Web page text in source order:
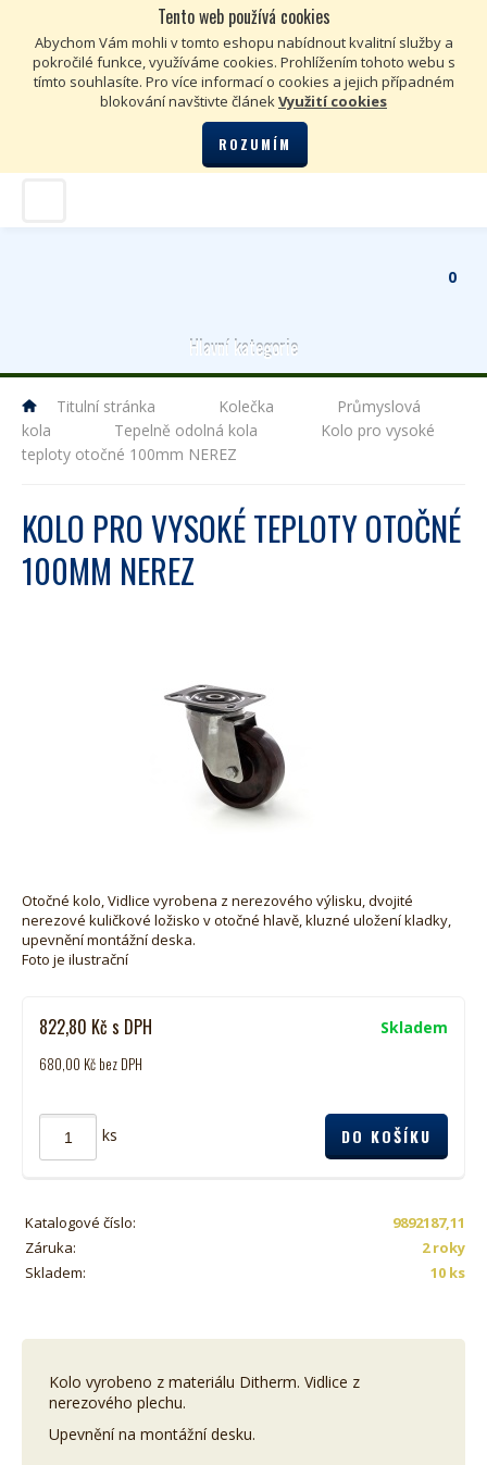
Tento web používá cookies
Abychom Vám mohli v tomto eshopu nabídnout kvalitní služby a
pokročilé funkce, využíváme cookies. Prohlížením tohoto webu s
tímto souhlasíte. Pro více informací o cookies a jejich případném
blokování navštivte článekVyužití cookies
ROZUMÍM
€
0
Hlavní kategorie
Titulní stránka Kolečka
Průmyslová
kola
Tepelně odolná kola
Kolo pro vysoké
teploty otočné 100mm NEREZ
KOLO PRO VYSOKÉ TEPLOTY OTOČNÉ
100MM NEREZ
Otočné kolo, Vidlice vyrobena z nerezového výlisku, dvojité
nerezové kuličkové ložisko v otočné hlavě, kluzné uložení kladky,
upevnění montážní deska.
Foto je ilustrační
Skladem
822,80 Kč s DPH
680,00 Kč bez DPH
ks
Katalogové číslo:
9892187,11
Záruka:
2 roky
Skladem:
10 ks
Kolo vyrobeno z materiálu Ditherm. Vidlice z
nerezového plechu.
Upevnění na montážní desku.